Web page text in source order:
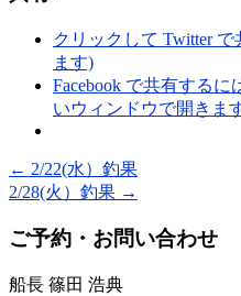
クリックして Twitter
ます)
Facebook で共有する
いウィンドウで開きま
← 2/22(水）釣果
2/28(火）釣果 →
ご予約・お問い合わせ
船長 篠田 浩典